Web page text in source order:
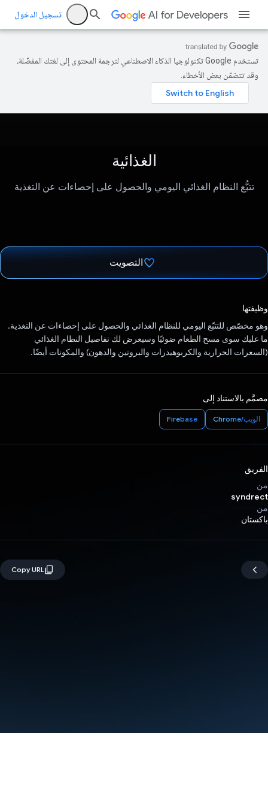
تسجيل الدخول
تستخدم Google تكنولوجيا الذكاء الاصطناعي لترجمة المحتوى إلى لغتك المفضّلة،
وقد تتضمّن بعض الأخطاء.
الغذائية
تتبُّع النظام الغذائي اليومي والحصول على إحصاءات عن التغذية
التصويت
وظيفتها
وهو مخصّص للتتبّع اليومي للنظام الغذائي والحصول على إحصاءات عن التغذية.
ما عليك سوى مسح الطعام ضوئيًا وسيعرض لك تفاصيل النظام الغذائي
(السعرات الحرارية والكربوهيدرات والبروتين والدهون) والمكونات أيضًا.
مصمَّم بالاستناد إلى
الويب/Chrome Firebase
الفريق
من
syndrect
من
باكستان